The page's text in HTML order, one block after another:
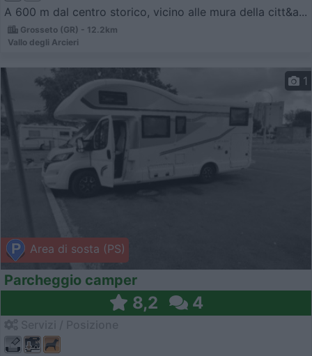
A 600 m dal centro storico, vicino alle mura della citt&a...
Grosseto (GR) - 12.2km
Vallo degli Arcieri
Area di sosta (PS)
1
Parcheggio camper
8,2 4